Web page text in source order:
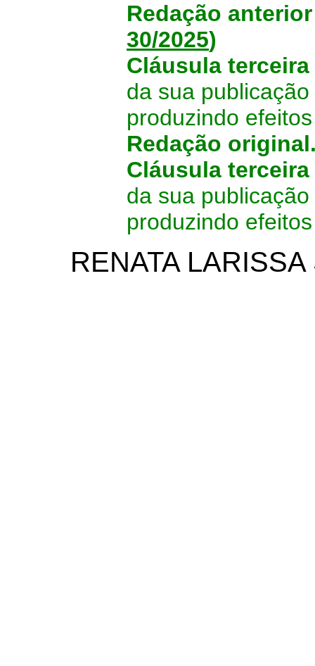
Redação
30/2025)
Cláusula terceira
da sua
produzindo
Redação
Cláusula terceira
da sua
produzindo
RENATA